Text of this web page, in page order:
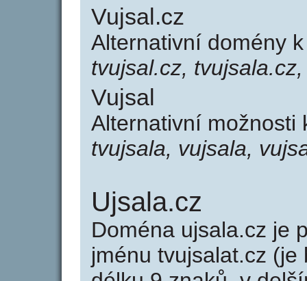
Vujsal.cz
Alternativní domény
tvujsal.cz,
Vujsal
Alternativní
tvujsala, vujsala,
Ujsala.cz
Doména ujsala.cz je
jménu tvujsalat.cz